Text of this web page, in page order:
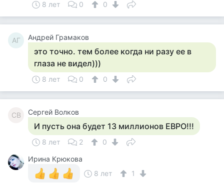
8 лет 0 0
АГ Андрей Грамаков
это точно. тем более когда ни разу ее в
глаза не видел)))
8 лет 0 0
СВ Сергей Волков
И пусть она будет 13 миллионов ЕВРО!!!
8 лет 2
0
Ирина Крюкова
8 лет
1